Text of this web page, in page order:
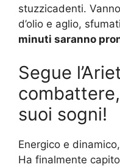
stuzzicadenti.
d’olio e aglio,
minuti saranno
Segue
suoi sogni!
Energico e
Ha finalmente